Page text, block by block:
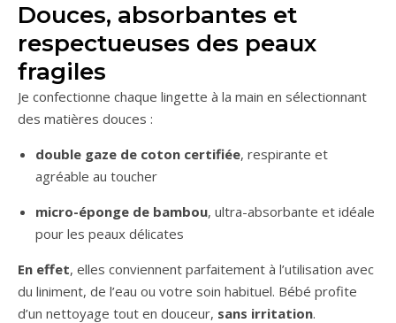
Douces, absorbantes et
respectueuses des peaux
fragiles
Je confectionne chaque lingette à la main en sélectionnant
des matières douces :
double gaze de coton certifiée, respirante et
agréable au toucher
micro-éponge de bambou, ultra-absorbante et idéale
pour les peaux délicates
En effet, elles conviennent parfaitement à l’utilisation avec
du liniment, de l’eau ou votre soin habituel. Bébé profite
d’un nettoyage tout en douceur, sans irritation.